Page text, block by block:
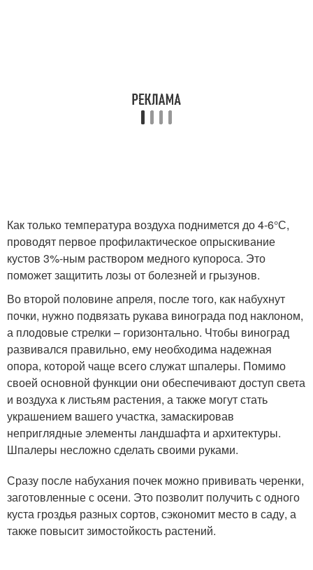
Как только температура воздуха поднимется до 4-6°С,
проводят первое профилактическое опрыскивание
кустов 3%-ным раствором медного купороса. Это
поможет защитить лозы от болезней и грызунов.
Во второй половине апреля, после того, как набухнут
почки, нужно подвязать рукава винограда под наклоном,
а плодовые стрелки – горизонтально. Чтобы виноград
развивался правильно, ему необходима надежная
опора, которой чаще всего служат шпалеры. Помимо
своей основной функции они обеспечивают доступ света
и воздуха к листьям растения, а также могут стать
украшением вашего участка, замаскировав
неприглядные элементы ландшафта и архитектуры.
Шпалеры несложно сделать своими руками.
Сразу после набухания почек можно прививать черенки,
заготовленные с осени. Это позволит получить с одного
куста гроздья разных сортов, сэкономит место в саду, а
также повысит зимостойкость растений.